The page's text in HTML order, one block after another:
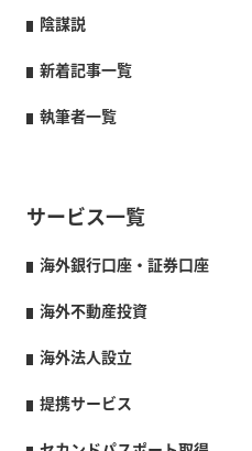
陰謀説
新着記事一覧
執筆者一覧
サービス一覧
海外銀行口座・証券口座
海外不動産投資
海外法人設立
提携サービス